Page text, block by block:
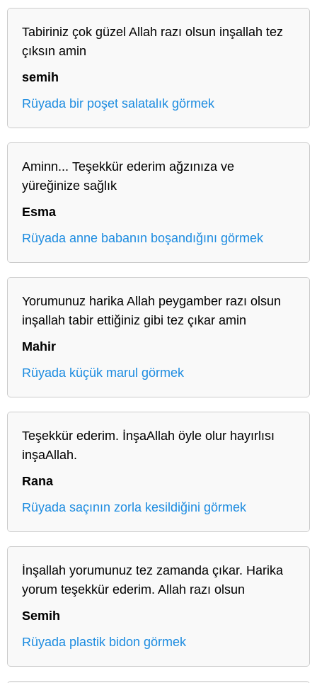
Tabiriniz çok güzel Allah razı olsun inşallah tez
çıksın amin
semih
Rüyada bir poşet salatalık görmek
Aminn... Teşekkür ederim ağzınıza ve
yüreğinize sağlık
Esma
Rüyada anne babanın boşandığını görmek
Yorumunuz harika Allah peygamber razı olsun
inşallah tabir ettiğiniz gibi tez çıkar amin
Mahir
Rüyada küçük marul görmek
Teşekkür ederim. İnşaAllah öyle olur hayırlısı
inşaAllah.
Rana
Rüyada saçının zorla kesildiğini görmek
İnşallah yorumunuz tez zamanda çıkar. Harika
yorum teşekkür ederim. Allah razı olsun
Semih
Rüyada plastik bidon görmek